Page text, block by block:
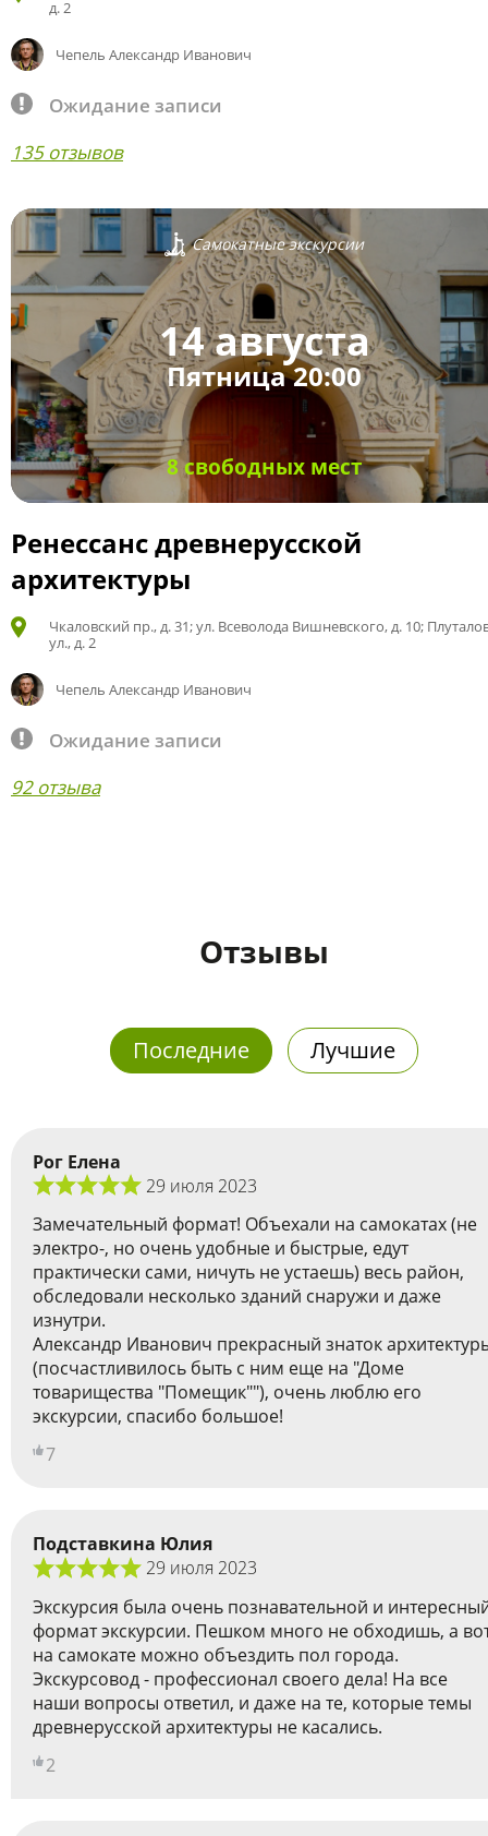
д. 2
Чепель Александр Иванович
Ожидание записи
135 отзывов
Самокатные экскурсии
14 августа
Пятница 20:00
8 свободных мест
Ренессанс древнерусской
архитектуры
Чкаловский пр., д. 31; ул. Всеволода Вишневского, д. 10;
ул., д. 2
Чепель Александр Иванович
Ожидание записи
92 отзыва
Отзывы
Последние Лучшие
Рог Елена
29 июля 2023
Замечательный формат! Объехали на самокатах (не
электро-, но очень удобные и быстрые, едут
практически сами, ничуть не устаешь) весь район,
обследовали несколько зданий снаружи и даже
изнутри.
Александр Иванович прекрасный знаток
(посчастливилось быть с ним еще на "Доме
товарищества "Помещик""), очень люблю его
экскурсии, спасибо большое!
7
Подставкина Юлия
29 июля 2023
Экскурсия была очень познавательной и
формат экскурсии. Пешком много не обходишь, а
на самокате можно объездить пол города.
Экскурсовод - профессионал своего дела! На все
наши вопросы ответил, и даже на те, которые темы
древнерусской архитектуры не касались.
2